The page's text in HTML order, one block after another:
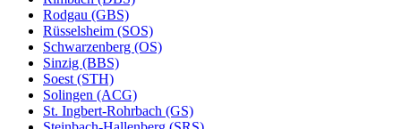
Rodgau (GBS)
Rüsselsheim (SOS)
Schwarzenberg (OS)
Sinzig (BBS)
Soest (STH)
Solingen (ACG)
St. Ingbert-Rohrbach (GS)